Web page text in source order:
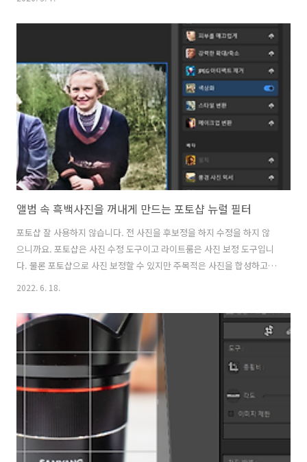
법입니다. 봄꽃 4총사 완벽 구별 가이드매화, 살구꽃, 벚꽃, 복사꽃을 한
눈에 구분하는 방법1. 서론: 헷갈리기 쉬운 봄의 전령사들1.1 장미과 봄
꽃들의 공통점매화, 살구꽃, 벚꽃, 복사꽃은 모두 장미과 유실수에 속하
는 식물로, 잎보다 꽃이 먼저 피어나는 특징을 지니고 있습니다. 이른 봄,
앙상한 가지 위에 화사하게 피어나는 이 네 가지 꽃들은 언뜻 보면 ..
앨범 속 흑백사진을 꺼내게 만드는 포토샵 뉴럴 필터
포토샵 잘 사용하지 않습니다. 전 사진을 후보정을 하지 수정을 하지 않
으니까요. 포토샵은 사진 수정 도구이고 라이트룸은 사진 보정 도구입니
다. 물론 포토샵으로 사진 보정할 수 있지만 주목적은 사진을 합성하고
있는 피사체를 지우거나 넣는 용도로 많이 활용하죠. 그래서 잘 사용하지
소개합니다. 새로 추가된 포토샵의 뉴럴 필터들 어도비는 윈도우와 비슷
했습니다. 경쟁 상대가 거의 없다고 해도 무방할 정도로 사진 보정, 수정
의 최고의 프로그램이고 지금도 마찬가지입니다. 그러나 루미나르 4를
지나서 루미나르 AI라는 원클릭으로 사진을 쉽게 보정하는 프로그램이
나오면서 위기의식을 느끼게 됩니다. 루미나르 AI는 하늘을 다른 하늘로
교체하고 사진..
2022. 6. 18.